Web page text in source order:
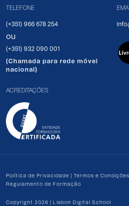
TELEFONE
(+351) 966 678 254
ou
(+351) 932 090 001
(Chamada para rede móvel
nacional)
ACREDITAÇÕES
Política de Privacidade Termos e Condições
Regulamento de Formação
Copyright 2026 | Lisbon Digital School